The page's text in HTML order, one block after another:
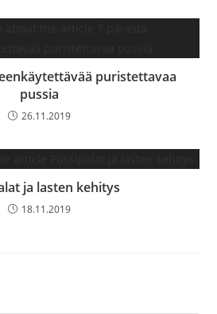
puristettavaa
pussia
26.11.2019
ja lasten kehitys
18.11.2019